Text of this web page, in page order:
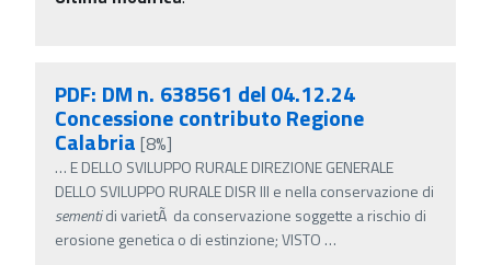
PDF: DM n. 638561 del 04.12.24
Concessione contributo Regione
Calabria [8%]
… E DELLO SVILUPPO RURALE DIREZIONE GENERALE
DELLO SVILUPPO RURALE DISR III e nella conservazione di
sementidi varietÃ da conservazione soggette a rischio di
erosione genetica o di estinzione; VISTO …